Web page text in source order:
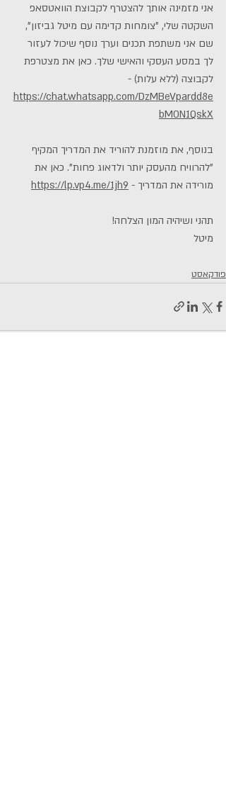
אני מזמינה אותך להצטרף לקבוצת הוואטסאפ
השקטה שלי, "צומחות קדימה עם מיטל גביזון",
שם אני משתפת תכנים וערך נוסף שיכול לעזור
לך במסע העסקי והאישי שלך. כאן את מצטרפת
לקבוצה (ללא עלות) -
https://chat.whatsapp.com/DzMBeVpardd8e
bM0N1QskX
בנוסף, את מוזמנת להוריד את המדריך המקיף
"להרוויח מהעסק יותר ולדאוג פחות". כאן את
מורידה את המדריך - https://lp.vp4.me/1jh9
תהני ושיהיה המון הצלחה!
מיטל
פודקאסט